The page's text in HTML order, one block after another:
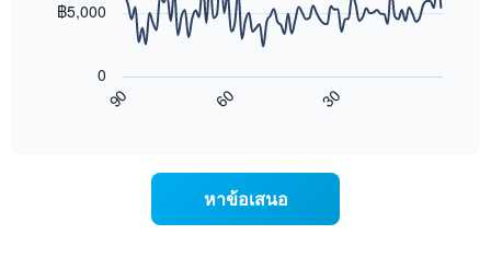
แกน
90 60 30
0
฿5,000
หาข้อเสนอ